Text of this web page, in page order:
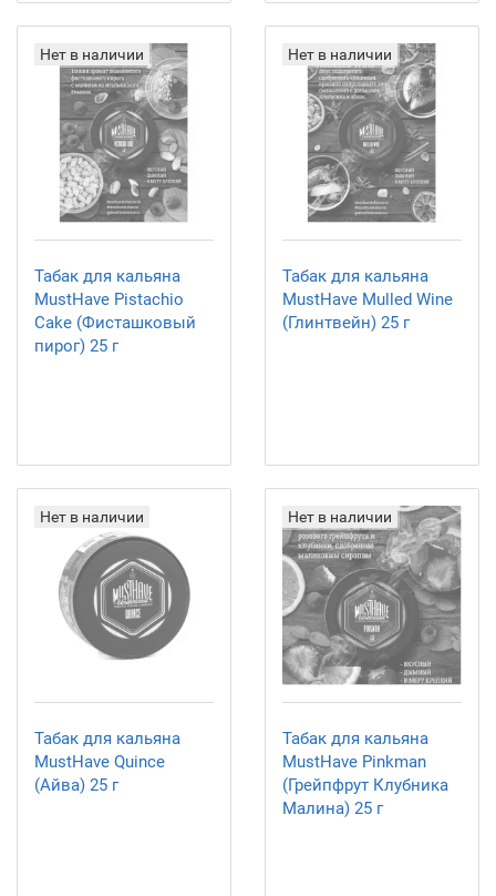
Нет в наличии
Табак для кальяна
MustHave Pistachio
Cake (Фисташковый
пирог) 25 г
Нет в наличии
Табак для кальяна
MustHave Mulled Wine
(Глинтвейн) 25 г
Нет в наличии
Табак для кальяна
MustHave Quince
(Айва) 25 г
Нет в наличии
Табак для кальяна
MustHave Pinkman
(Грейпфрут Клубника
Малина) 25 г